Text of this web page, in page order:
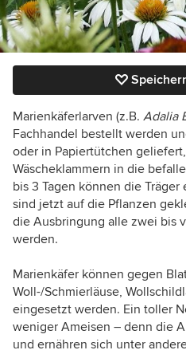
Marienkäferlarven (z.B. Adalia
Fachhandel bestellt werden
oder in Papiertütchen
Wäscheklammern in die
bis 3 Tagen können die
sind jetzt auf die Pflanzen
die Ausbringung alle zwei bis
werden.
Marienkäfer können gegen
Woll-/Schmierläuse,
eingesetzt werden. Ein toller
weniger Ameisen – denn die
und ernähren sich unter